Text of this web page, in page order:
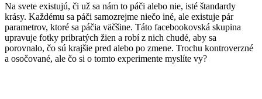
Na svete existujú, či už sa nám to páči alebo nie, isté štandardy
krásy. Každému sa páči samozrejme niečo iné, ale existuje pár
parametrov, ktoré sa páčia väčšine. Táto facebookovská skupina
upravuje fotky pribratých žien a robí z nich chudé, aby sa
porovnalo, čo sú krajšie pred alebo po zmene. Trochu kontroverzné
a osočované, ale čo si o tomto experimente myslíte vy?